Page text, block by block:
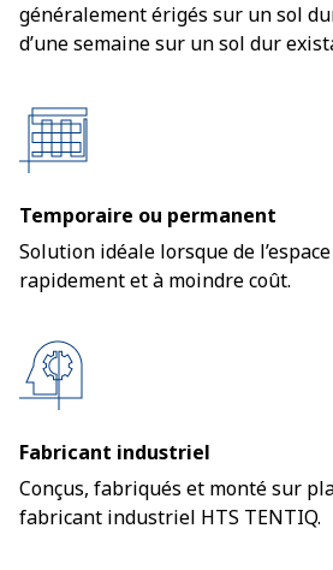
généralement érigés sur un sol
d’une semaine sur un sol dur
Temporaire ou permanent
Solution idéale lorsque de
rapidement et à moindre coût.
Fabricant industriel
Conçus, fabriqués et monté sur
fabricant industriel HTS TENTIQ.